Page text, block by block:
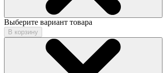
Выберите вариант товара
В корзину